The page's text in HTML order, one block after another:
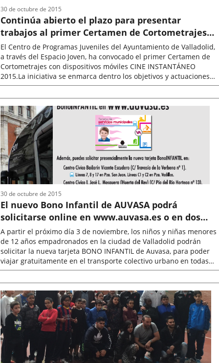
Continúa abierto el plazo para presentar
trabajos al primer Certamen de Cortometrajes
“Cine Instantáneo 2015”
El Centro de Programas Juveniles del Ayuntamiento de Valladolid,
a través del Espacio Joven, ha convocado el primer Certamen de
Cortometrajes con dispositivos móviles CINE INSTANTÁNEO
2015.La iniciativa se enmarca dentro los objetivos y actuaciones
previstas...
de
la
noticia
30 de octubre de 2015
El nuevo Bono Infantil de AUVASA podrá
solicitarse online en www.auvasa.es o en dos
oficinas instaladas en Centros Cívicos
A partir el próximo día 3 de noviembre, los niños y niñas menores
de 12 años empadronados en la ciudad de Valladolid podrán
solicitar la nueva tarjeta BONO INFANTIL de Auvasa, para poder
viajar gratuitamente en el transporte colectivo urbano en todas
las líneas...
de
la
noticia
30 de octubre de 2015